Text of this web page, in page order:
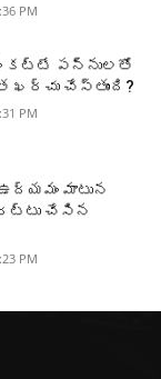
PM
కట్టే పన్నులతో
ఖర్చు చేస్తుంది?
PM
మాటున
చేసిన
PM